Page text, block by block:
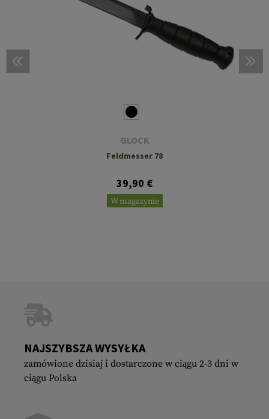
GLOCK
Feldmesser 78
39,90 €
W magazynie
NAJSZYBSZA WYSYŁKA
zamówione dzisiaj i dostarczone w ciągu 2-3 dni w
ciągu Polska